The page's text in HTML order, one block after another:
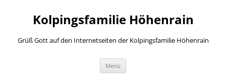
springenKolpingsfamilie Höhenrain
Grüß Gott auf den Internetseiten der Kolpingsfamilie Höhenrain
Menü